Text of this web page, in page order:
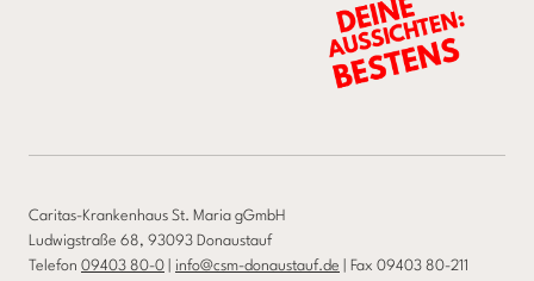
Caritas-Krankenhaus St. Maria gGmbH
Ludwigstraße 68, 93093 Donaustauf
Telefon 09403 80-0 info@csm-donaustauf.de | Fax 09403 80-211